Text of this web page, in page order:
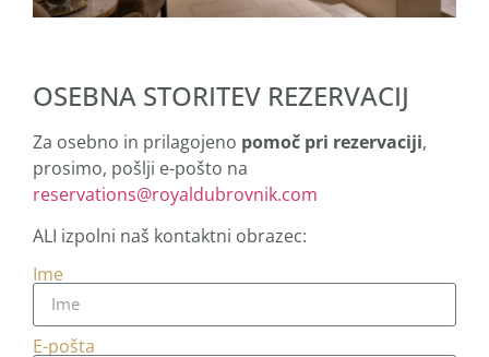
OSEBNA STORITEV REZERVACIJ
Za osebno in prilagojeno pomoč pri rezervaciji,
prosimo, pošlji e-pošto na
reservations@royaldubrovnik.com
ALI izpolni naš kontaktni obrazec:
Ime
E-pošta